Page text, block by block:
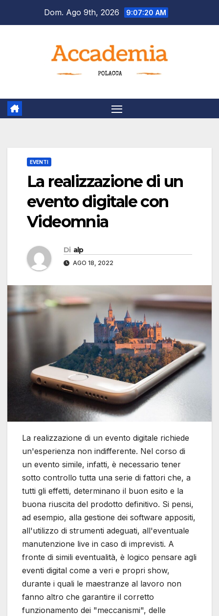
Dom. Ago 9th, 2026 9:07:21 AM
EVENTI
La realizzazione di un
evento digitale con
Videomnia
Di alp
AGO 18, 2022
La realizzazione di un evento digitale richiede
un'esperienza non indifferente. Nel corso di
un evento simile, infatti, è necessario tener
sotto controllo tutta una serie di fattori che, a
tutti gli effetti, determinano il buon esito e la
buona riuscita del prodotto definitivo. Si pensi,
ad esempio, alla gestione dei software appositi,
all'utilizzo di strumenti adeguati, all'eventuale
manutenzione live in caso di imprevisti. A
fronte di simili eventualità, è logico pensare agli
eventi digital come a veri e propri show,
durante i quali le maestranze al lavoro non
fanno altro che garantire il corretto
funzionamento dei "meccanismi", delle